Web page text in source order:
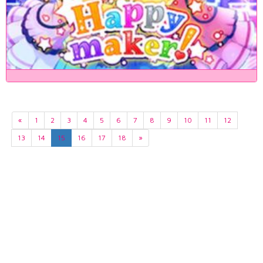
« 1 2 3 4 5 6 7 8 9 10 11
12
13
14 15 16 17 18 »